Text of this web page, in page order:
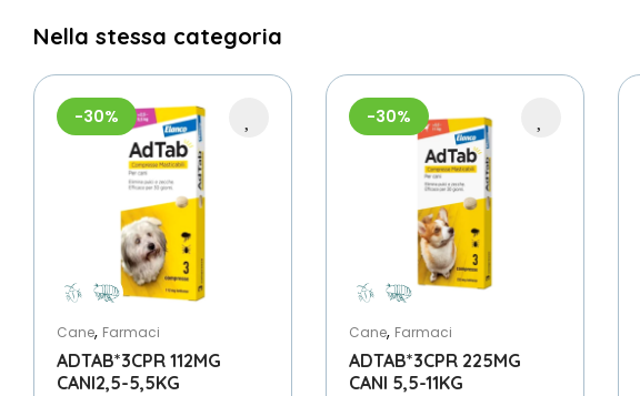
Nella stessa categoria
-30%
Cane, Farmaci
ADTAB*3CPR 112MG
CANI2,5-5,5KG
-30%
Cane, Farmaci
ADTAB*3CPR 225MG
CANI 5,5-11KG